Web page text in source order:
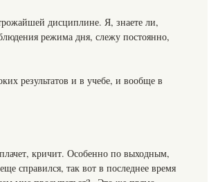
дисциплине. Я, знаете ли,
режима дня, слежу постоянно,
результатов и в учебе, и вообще в
кричит. Особенно по выходным,
справился, так вот в последнее время